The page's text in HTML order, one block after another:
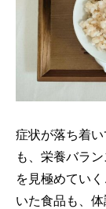
症状が落ち着
も、栄養バラ
を見極めてい
いた食品も、